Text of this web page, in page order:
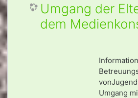
Umgang der
dem
Umgang